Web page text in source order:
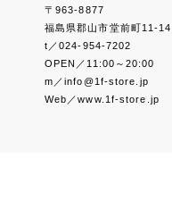
〒963-8877
福島県郡山市堂前町11-
t／024-954-7202
OPEN／11:00～20:00
m／info@1f-store.jp
Web／www.1f-store.jp